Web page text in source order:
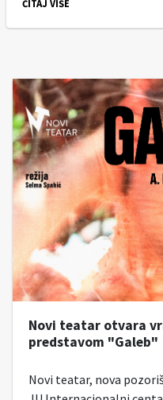
ČITAJ VIŠE
Novi teatar otvara
predstavom "Galeb"
Novi teatar, nova